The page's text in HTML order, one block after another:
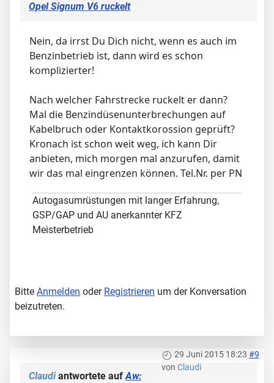
Opel Signum V6 ruckelt
Nein, da irrst Du Dich nicht, wenn es auch im
Benzinbetrieb ist, dann wird es schon
komplizierter!
Nach welcher Fahrstrecke ruckelt er dann?
Mal die Benzindüsenunterbrechungen auf
Kabelbruch oder Kontaktkorossion geprüft?
Kronach ist schon weit weg, ich kann Dir
anbieten, mich morgen mal anzurufen, damit
wir das mal eingrenzen können. Tel.Nr. per PN
Autogasumrüstungen mit langer Erfahrung,
GSP/GAP und AU anerkannter KFZ
Meisterbetrieb
Bitte Anmelden oder Registrieren um der Konversation
beizutreten.
29 Juni 2015 18:23 #9
von Claudi
Claudiantwortete aufAw: